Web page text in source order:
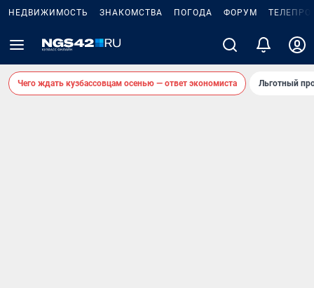
НЕДВИЖИМОСТЬ ЗНАКОМСТВА ПОГОДА ФОРУМ
Чего ждать кузбассовцам осенью — ответ экономиста Льготный